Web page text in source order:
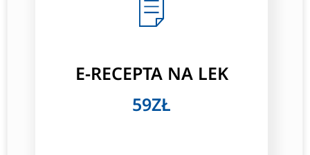
E-RECEPTA NA LEK
59ZŁ